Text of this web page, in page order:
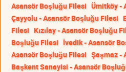
Asansör Boşluğu Filesi Ümitköy -
Çayyolu - Asansör Boşluğu Filesi
Filesi Kızılay - Asansör Boşluğu
Boşluğu Filesi İvedik - Asansör
Asansör Boşluğu Filesi Şaşmaz -
Başkent Sanayisi - Asansör